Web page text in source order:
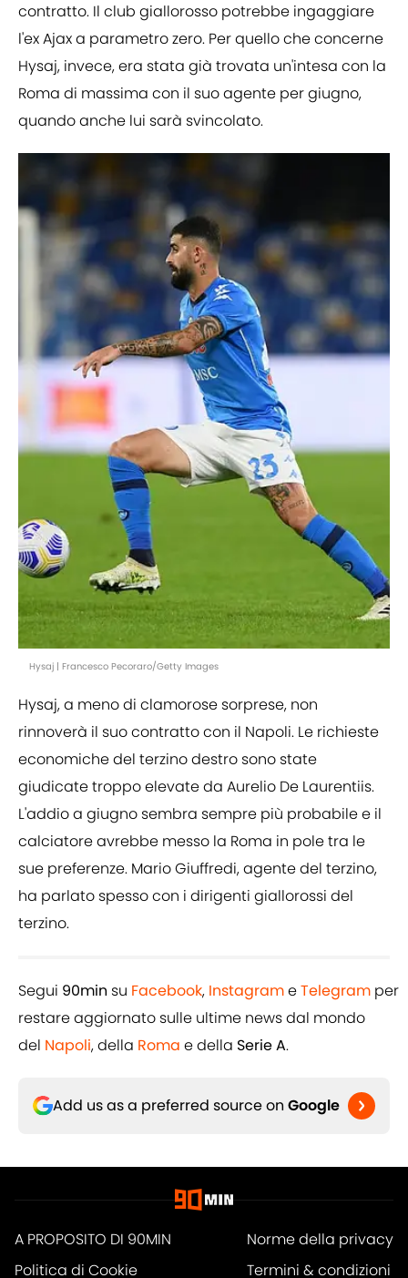
contratto. Il club giallorosso potrebbe ingaggiare
l'ex Ajax a parametro zero. Per quello che concerne
Hysaj, invece, era stata già trovata un'intesa con la
Roma di massima con il suo agente per giugno,
quando anche lui sarà svincolato.
Hysaj | Francesco Pecoraro/Getty Images
Hysaj, a meno di clamorose sorprese, non
rinnoverà il suo contratto con il Napoli. Le richieste
economiche del terzino destro sono state
giudicate troppo elevate da Aurelio De Laurentiis.
L'addio a giugno sembra sempre più probabile e il
calciatore avrebbe messo la Roma in pole tra le
sue preferenze. Mario Giuffredi, agente del terzino,
ha parlato spesso con i dirigenti giallorossi del
terzino.
Segui 90min su Facebook, InstagrameTelegram per
restare aggiornato sulle ultime news dal mondo
del Napoli, della Roma e della Serie A.
Add us as a preferred source on Google
A PROPOSITO DI 90MIN
Norme della privacy
Politica di Cookie
Termini & condizioni